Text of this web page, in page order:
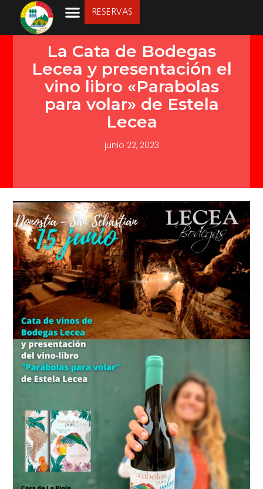
RESERVAS
La Cata de Bodegas
Lecea y presentación el
vino libro «Parabolas
para volar» de Estela
Lecea
junio 22, 2023